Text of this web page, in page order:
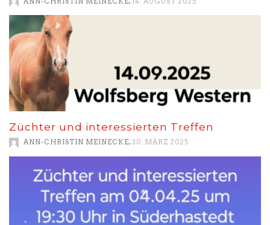
Züchter und interessierten Treffen
ANN-CHRISTIN MEINECKE, 30. MÄRZ 2025